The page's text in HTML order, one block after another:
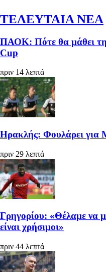
ΤΕΛΕΥΤΑΙΑ ΝΕΑ
ΠΑΟΚ: Πότε θα μάθει
Cup
πριν 14 λεπτά
Ηρακλής: Φουλάρει για
πριν 29 λεπτά
Γρηγορίου: «Θέλαμε να
είναι χρήσιμοι»
πριν 44 λεπτά